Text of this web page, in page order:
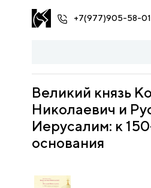
+7(977)905-58-01
Великий князь
Николаевич и
Иерусалим: к
основания